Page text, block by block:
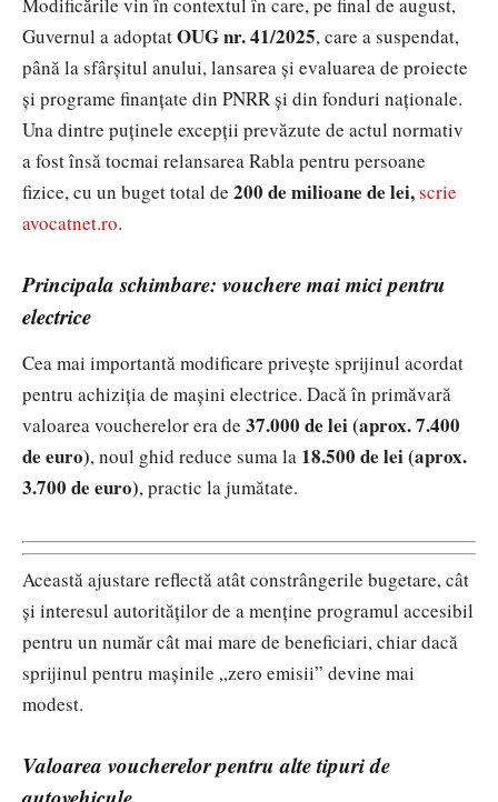
Guvernul a adoptatOUG nr. 41/2025, care a suspendat,
până la sfârșitul anului, lansarea și evaluarea de proiecte
și programe finanțate din PNRR și din fonduri naționale.
Una dintre puținele excepții prevăzute de actul normativ
a fost însă tocmai relansarea Rabla pentru persoane
fizice, cu un buget total de 200 de milioane de lei,scrie
avocatnet.ro.
Principala schimbare: vouchere mai mici pentru
electrice
Cea mai importantă modificare privește sprijinul acordat
pentru achiziția de mașini electrice. Dacă în primăvară
valoarea voucherelor era de 37.000 de lei (aprox. 7.400
de euro), noul ghid reduce suma la 18.500 de lei (aprox.
3.700 de euro), practic la jumătate.
Această ajustare reflectă atât constrângerile bugetare, cât
și interesul autorităților de a menține programul accesibil
pentru un număr cât mai mare de beneficiari, chiar dacă
sprijinul pentru mașinile „zero emisii” devine mai
modest.
Valoarea voucherelor pentru alte tipuri de